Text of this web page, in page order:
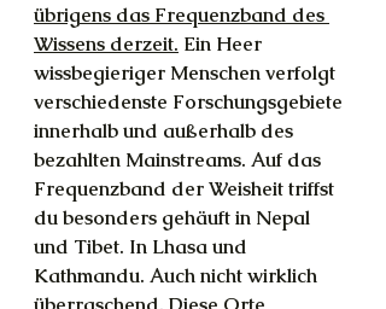
übrigens das Frequenzband des
Wissens derzeit. Ein Heer
wissbegieriger Menschen verfolgt
verschiedenste Forschungsgebiete
innerhalb und außerhalb des
bezahlten Mainstreams. Auf das
Frequenzband der Weisheit triffst
du besonders gehäuft in Nepal
und Tibet. In Lhasa und
Kathmandu. Auch nicht wirklich